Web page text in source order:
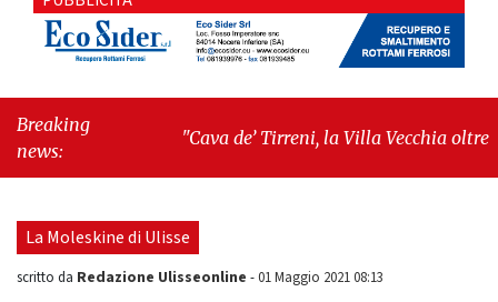
Breaking
news:
"Cava de’ Tirreni, la Villa Vecchia oltre i
seduta consiliare: “Serve chiarezza!”"
La Moleskine di Ulisse
scritto da Redazione Ulisseonline -01 Maggio 2021 08:13